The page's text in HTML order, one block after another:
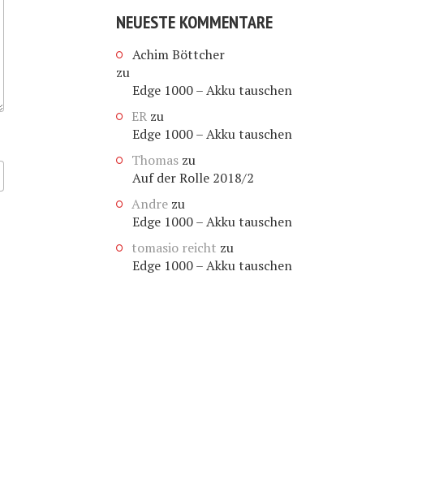
NEUESTE KOMMENTARE
Achim Böttcher
zu
Edge 1000 – Akku tauschen
ER zu
Edge 1000 – Akku tauschen
Thomas zu
Auf der Rolle 2018/2
Andre zu
Edge 1000 – Akku tauschen
tomasio reicht zu
Edge 1000 – Akku tauschen